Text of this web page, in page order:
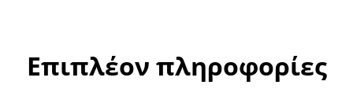
Επιπλέον πληροφορίες